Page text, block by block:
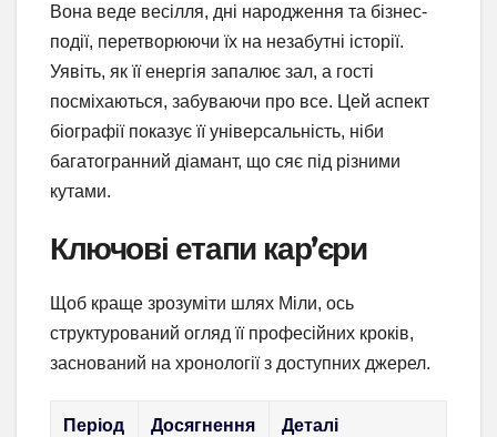
Вона веде весілля, дні народження та бізнес-
події, перетворюючи їх на незабутні історії.
Уявіть, як її енергія запалює зал, а гості
посміхаються, забуваючи про все. Цей аспект
біографії показує її універсальність, ніби
багатогранний діамант, що сяє під різними
кутами.
Ключові етапи кар’єри
Щоб краще зрозуміти шлях Міли, ось
структурований огляд її професійних кроків,
заснований на хронології з доступних джерел.
Період Досягнення Деталі